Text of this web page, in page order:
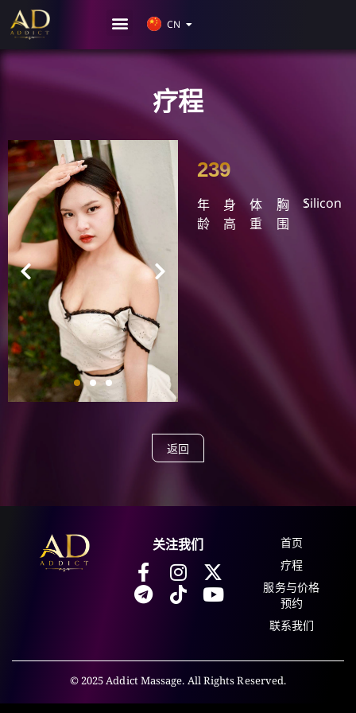
CN
KR
疗程
239
年
龄
身
高
体
重
胸
围
Silicon
返回
关注我们
首页
疗程
服务与价格
预约
联系我们
© 2025 Addict Massage. All Rights Reserved.